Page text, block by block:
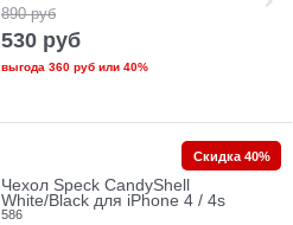
890 руб
530 руб
выгода 360 рубили 40%
Чехол Speck CandyShell
White/Black для iPhone 4 / 4s
586
Скидка 40%